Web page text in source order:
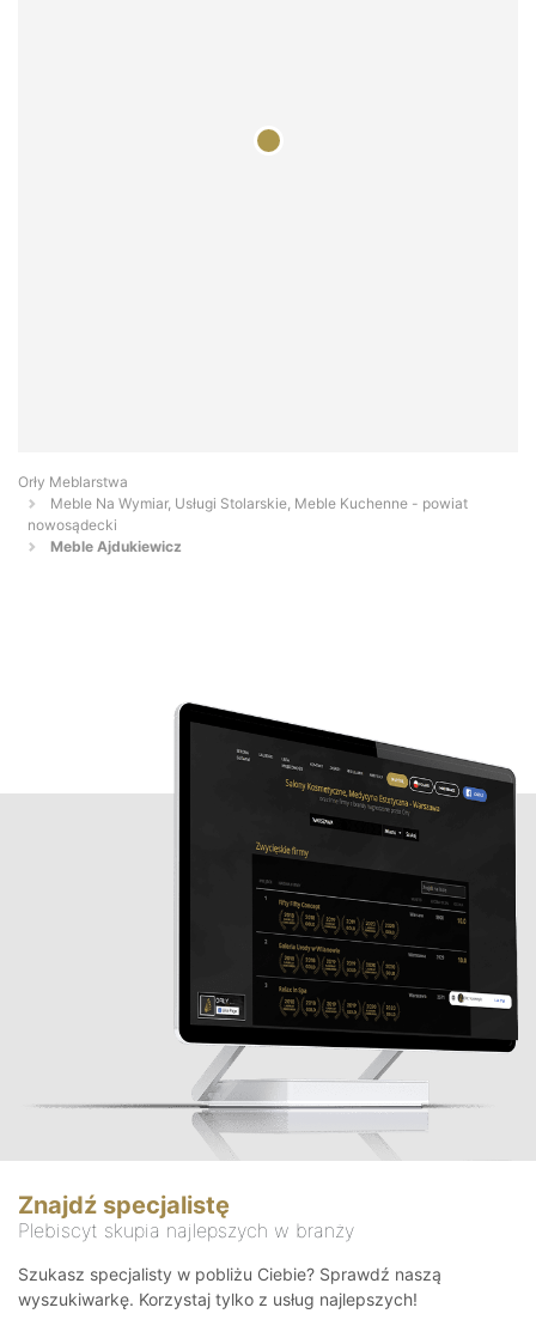
Orły Meblarstwa
Meble Na Wymiar, Usługi Stolarskie, Meble Kuchenne - powiat
nowosądecki
Meble Ajdukiewicz
Znajdź specjalistę
Plebiscyt skupia najlepszych w branży
Szukasz specjalisty w pobliżu Ciebie? Sprawdź naszą
wyszukiwarkę. Korzystaj tylko z usług najlepszych!